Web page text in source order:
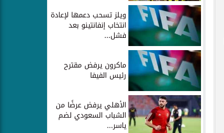
ويلز تسحب دعمها لإعادة
انتخاب إنفانتينو بعد
فشل...
ماكرون يرفض مقترح
رئيس الفيفا
الأهلي يرفض عرضًا من
الشباب السعودي لضم
ياسر...